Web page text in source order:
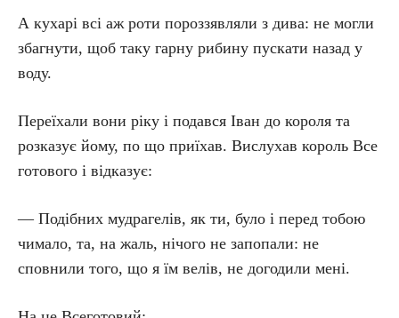
А кухарі всі аж роти пороззявляли з дива: не могли
збагнути, щоб таку гарну рибину пускати назад у
воду.
Переїхали вони ріку і подався Іван до короля та
розказує йому, по що приїхав. Вислухав король Все
готового і відказує:
— Подібних мудрагелів, як ти, було і перед тобою
чимало, та, на жаль, нічого не запопали: не
сповнили того, що я їм велів, не догодили мені.